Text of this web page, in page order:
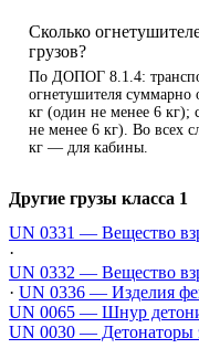
Сколько
грузов?
По ДОПОГ 8.1.4:
огнетушителя
кг (один не менее 6
не менее 6 кг). Во всех
кг — для кабины.
Другие грузы класса 1
UN 0331 — Вещество
·
UN 0332 — Вещество
· UN 0336 — Изделия
UN 0065 — Шнур
UN 0030 — Детонаторы